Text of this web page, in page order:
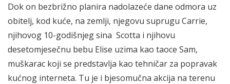
Dok on bezbrižno planira nadolazeće dane odmora uz
obitelj, kod kuće, na zemlji, njegovu suprugu Carrie,
njihovog 10-godišnjeg sina Scotta i njihovu
desetomjesečnu bebu Elise uzima kao taoce Sam,
muškarac koji se predstavlja kao tehničar za popravak
kućnog interneta. Tu je i bjesomučna akcija na terenu